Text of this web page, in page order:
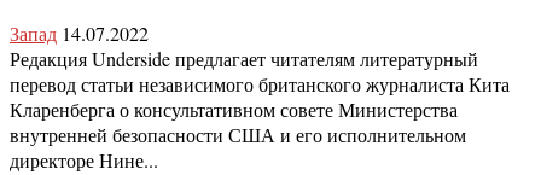
Запад 14.07.2022
Редакция Underside предлагает читателям литературный
перевод статьи независимого британского журналиста Кита
Кларенберга о консультативном совете Министерства
внутренней безопасности США и его исполнительном
директоре Нине...